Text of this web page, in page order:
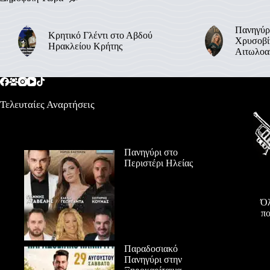
Κρητικό Γλέντι στο Αβδού
Ηρακλείου Κρήτης
Τελευταίες Αναρτήσεις
Πανηγύρι στο
Περιστέρι Ηλείας
Παραδοσιακό
Πανηγύρι στην